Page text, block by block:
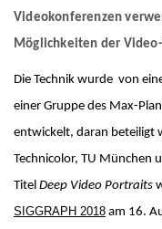
OMBUDSMANN FÜR
Computing
GEMEINSAME
Bibliothek
GEMEINSAME
DIENSTE
Haus und Technik
STELLENANGEBOTE
PRAKTIKA
GRÜNDEN (IT-
SOFTWARE
ÜBER UNS
Max-Planck-Gesellschaft
Wissenschaftliche
Videokonferenzen
Möglichkeiten der
Die Technik wurde von
einer Gruppe des Max-
entwickelt, daran beteiligt
Technicolor, TU München
Titel Deep Video Portraits
SIGGRAPH 2018 am 16.